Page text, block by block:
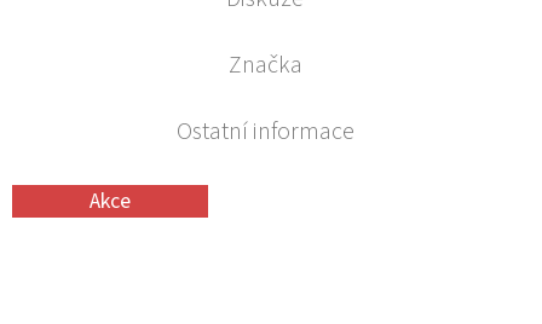
Značka
Ostatní informace
Akce